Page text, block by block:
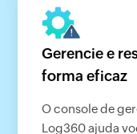
Gerencie e
forma eficaz
O console de
Log360 ajuda